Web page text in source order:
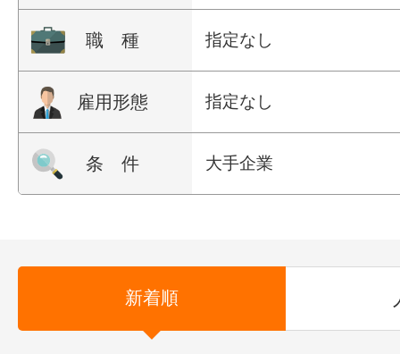
職 種 指定なし
雇用形態 指定なし
条 件 大手企業
新着順